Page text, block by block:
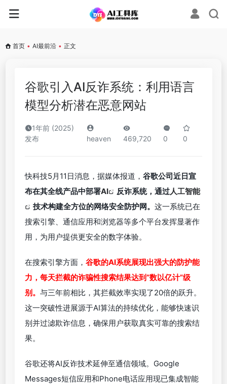
首页 • AI最前沿 • 正文
谷歌引入AI反诈系统：利用语言
模型分析潜在恶意网站
1年前 (2025)
发布
heaven 469,720 0 0
快科技5月11日消息，据媒体报道， 谷歌公司近日宣
布在其全线产品中部署AI 反诈系统，通过人工智能
技术构建全方位的网络安全防护网。 这一系统已在
搜索引擎、通信应用和浏览器等多个平台发挥显著作
用，为用户提供更安全的数字体验。
在搜索引擎方面， 谷歌的AI系统展现出强大的防护能
力，每天拦截的诈骗性搜索结果达到”数以亿计”级
别。 与三年前相比，其拦截效率实现了20倍的跃升。
这一突破性进展源于AI算法的持续优化，能够快速识
别并过滤欺诈信息，确保用户获取真实可靠的搜索结
果。
谷歌还将AI反诈技术延伸至通信领域。Google
Messages短信应用和Phone电话应用现已集成智能